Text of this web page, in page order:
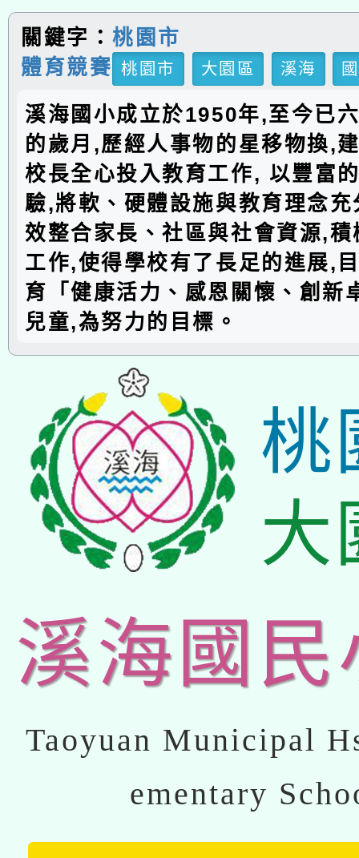
關鍵字：桃園市
體育競賽 桃園市 大園區 溪海
溪海國小成立於1950年,至今已
的歲月,歷經人事物的星移物換,
校長全心投入教育工作, 以豐富
驗,將軟、硬體設施與教育理念
效整合家長、社區與社會資源,
工作,使得學校有了長足的進展,
育「健康活力、感恩關懷、創新
兒童,為努力的目標。
桃
大
溪海國民
Taoyuan Municipal
ementary